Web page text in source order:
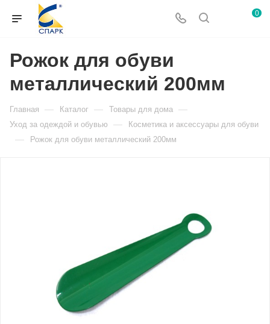
0
Рожок для обуви
металлический 200мм
Главная — Каталог — Товары для дома —
Уход за одеждой и обувью — Косметика и аксессуары для обуви
— Рожок для обуви металлический 200мм